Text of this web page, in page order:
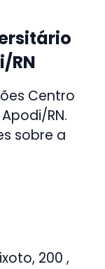
RN
Centro
RN.
sobre a
200 ,